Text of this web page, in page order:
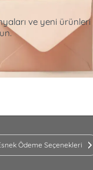
ve yeni
Ödeme Seçenekleri